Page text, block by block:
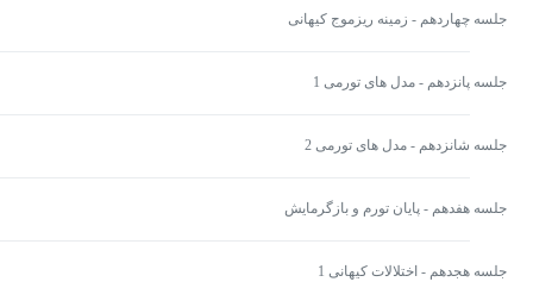
جلسه چهاردهم - زمینه ریزموج کیهانی
جلسه پانزدهم - مدل های تورمی 1
جلسه شانزدهم - مدل های تورمی 2
جلسه هفدهم - پایان تورم و بازگرمایش
جلسه هجدهم - اختلالات کیهانی 1